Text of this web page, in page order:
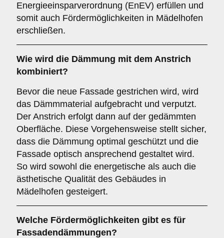
Energieeinsparverordnung (EnEV) erfüllen und
somit auch Fördermöglichkeiten in Mädelhofen
erschließen.
Wie wird die Dämmung mit dem Anstrich
kombiniert?
Bevor die neue Fassade gestrichen wird, wird
das Dämmmaterial aufgebracht und verputzt.
Der Anstrich erfolgt dann auf der gedämmten
Oberfläche. Diese Vorgehensweise stellt sicher,
dass die Dämmung optimal geschützt und die
Fassade optisch ansprechend gestaltet wird.
So wird sowohl die energetische als auch die
ästhetische Qualität des Gebäudes in
Mädelhofen gesteigert.
Welche Fördermöglichkeiten gibt es für
Fassadendämmungen?